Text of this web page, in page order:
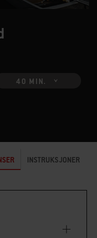
40 MIN.
INSTRUKSJONER